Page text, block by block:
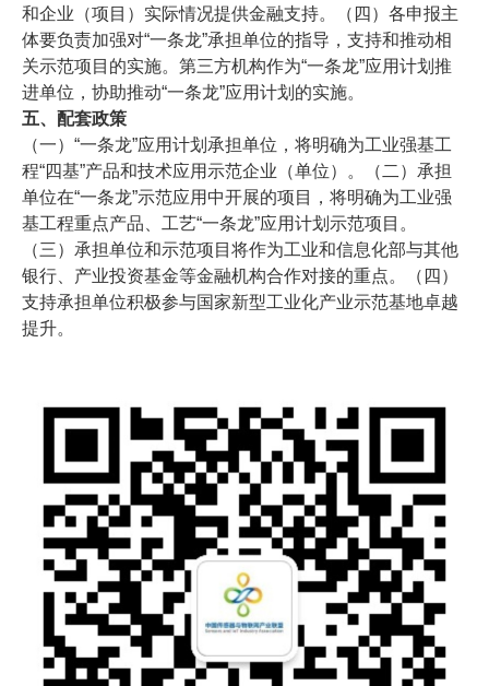
和企业（项目）实际情况提供金融支持。（四）各申报主
体要负责加强对“一条龙”承担单位的指导，支持和推动相
关示范项目的实施。第三方机构作为“一条龙”应用计划推
进单位，协助推动“一条龙”应用计划的实施。
五、 配套政策
（一）“一条龙”应用计划承担单位，将明确为工业强基工
程“四基”产品和技术应用示范企业（单位）。（二）承担
单位在“一条龙”示范应用中开展的项目，将明确为工业强
基工程重点产品、工艺“一条龙”应用计划示范项目。
（三）承担单位和示范项目将作为工业和信息化部与其他
银行、产业投资基金等金融机构合作对接的重点。（四）
支持承担单位积极参与国家新型工业化产业示范基地卓越
提升。